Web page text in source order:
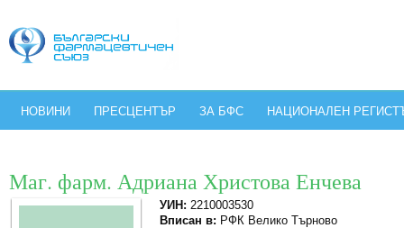
НОВИНИ ПРЕСЦЕНТЪР ЗА БФС НАЦИОНАЛЕН
Маг. фарм. Адриана Христова Енчева
УИН: 2210003530
Вписан в: РФК Велико Търново